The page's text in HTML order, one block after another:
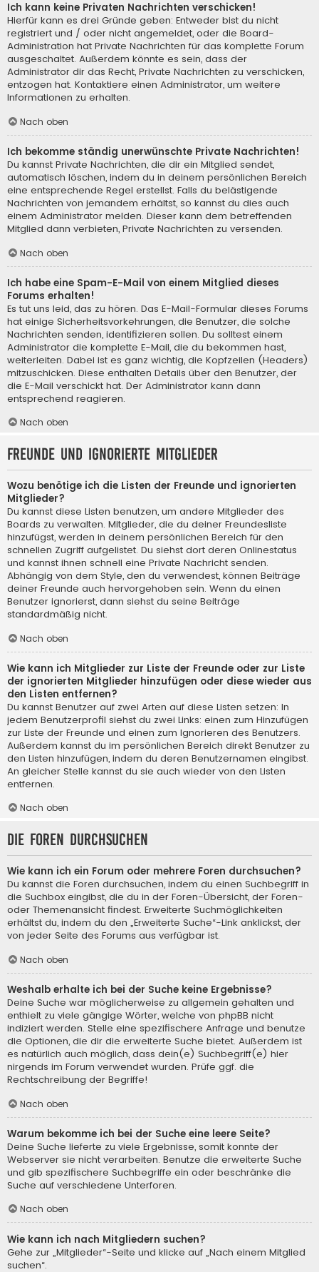
Ich kann keine Privaten Nachrichten verschicken!
Hierfür kann es drei Gründe geben: Entweder bist du nicht
registriert und / oder nicht angemeldet, oder die Board-
Administration hat Private Nachrichten für das komplette Forum
ausgeschaltet. Außerdem könnte es sein, dass der
Administrator dir das Recht, Private Nachrichten zu verschicken,
entzogen hat. Kontaktiere einen Administrator, um weitere
Informationen zu erhalten.
Nach oben
Ich bekomme ständig unerwünschte Private Nachrichten!
Du kannst Private Nachrichten, die dir ein Mitglied sendet,
automatisch löschen, indem du in deinem persönlichen Bereich
eine entsprechende Regel erstellst. Falls du belästigende
Nachrichten von jemandem erhältst, so kannst du dies auch
einem Administrator melden. Dieser kann dem betreffenden
Mitglied dann verbieten, Private Nachrichten zu versenden.
Nach oben
Ich habe eine Spam-E-Mail von einem Mitglied dieses
Forums erhalten!
Es tut uns leid, das zu hören. Das E-Mail-Formular dieses Forums
hat einige Sicherheitsvorkehrungen, die Benutzer, die solche
Nachrichten senden, identifizieren sollen. Du solltest einem
Administrator die komplette E-Mail, die du bekommen hast,
weiterleiten. Dabei ist es ganz wichtig, die Kopfzeilen (Headers)
mitzuschicken. Diese enthalten Details über den Benutzer, der
die E-Mail verschickt hat. Der Administrator kann dann
entsprechend reagieren.
Nach oben
Freunde und ignorierte Mitglieder
Wozu benötige ich die Listen der Freunde und ignorierten
Mitglieder?
Du kannst diese Listen benutzen, um andere Mitglieder des
Boards zu verwalten. Mitglieder, die du deiner Freundesliste
hinzufügst, werden in deinem persönlichen Bereich für den
schnellen Zugriff aufgelistet. Du siehst dort deren Onlinestatus
und kannst ihnen schnell eine Private Nachricht senden.
Abhängig von dem Style, den du verwendest, können Beiträge
deiner Freunde auch hervorgehoben sein. Wenn du einen
Benutzer ignorierst, dann siehst du seine Beiträge
standardmäßig nicht.
Nach oben
Wie kann ich Mitglieder zur Liste der Freunde oder zur Liste
der ignorierten Mitglieder hinzufügen oder diese wieder aus
den Listen entfernen?
Du kannst Benutzer auf zwei Arten auf diese Listen setzen: In
jedem Benutzerprofil siehst du zwei Links: einen zum Hinzufügen
zur Liste der Freunde und einen zum Ignorieren des Benutzers.
Außerdem kannst du im persönlichen Bereich direkt Benutzer zu
den Listen hinzufügen, indem du deren Benutzernamen eingibst.
An gleicher Stelle kannst du sie auch wieder von den Listen
entfernen.
Nach oben
Die Foren durchsuchen
Wie kann ich ein Forum oder mehrere Foren durchsuchen?
Du kannst die Foren durchsuchen, indem du einen Suchbegriff in
die Suchbox eingibst, die du in der Foren-Übersicht, der Foren-
oder Themenansicht findest. Erweiterte Suchmöglichkeiten
erhältst du, indem du den „Erweiterte Suche“-Link anklickst, der
von jeder Seite des Forums aus verfügbar ist.
Nach oben
Weshalb erhalte ich bei der Suche keine Ergebnisse?
Deine Suche war möglicherweise zu allgemein gehalten und
enthielt zu viele gängige Wörter, welche von phpBB nicht
indiziert werden. Stelle eine spezifischere Anfrage und benutze
die Optionen, die dir die erweiterte Suche bietet. Außerdem ist
es natürlich auch möglich, dass dein(e) Suchbegriff(e) hier
nirgends im Forum verwendet wurden. Prüfe ggf. die
Rechtschreibung der Begriffe!
Nach oben
Warum bekomme ich bei der Suche eine leere Seite?
Deine Suche lieferte zu viele Ergebnisse, somit konnte der
Webserver sie nicht verarbeiten. Benutze die erweiterte Suche
und gib spezifischere Suchbegriffe ein oder beschränke die
Suche auf verschiedene Unterforen.
Nach oben
Wie kann ich nach Mitgliedern suchen?
Gehe zur „Mitglieder“-Seite und klicke auf „Nach einem Mitglied
suchen“.